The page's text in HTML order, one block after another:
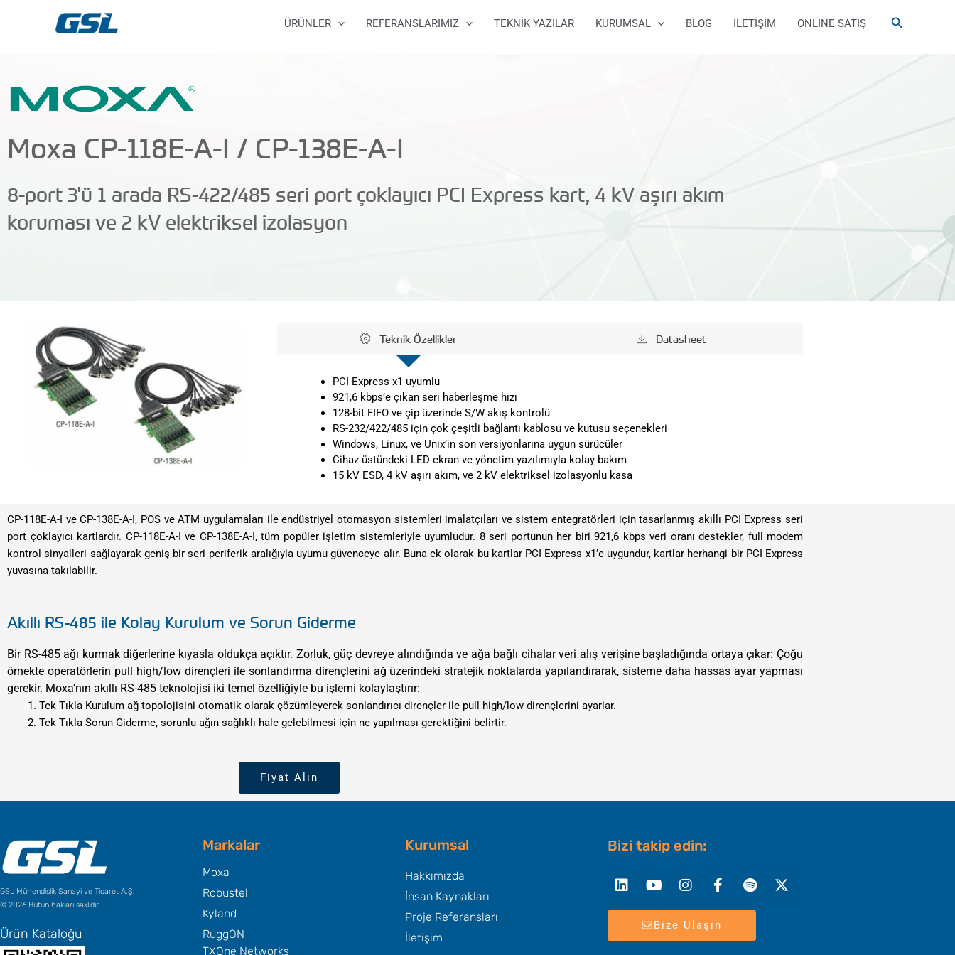
ÜRÜNLER REFERANSLARIMIZ TEKNİK YAZILAR KURUMSAL BLOG İLETİŞİM ONLINE SATIŞ Arama
Moxa CP-118E-A-I / CP-138E-A-I
8-port 3'ü 1 arada RS-422/485 seri port çoklayıcı PCI Express kart, 4 kV aşırı akım
koruması ve 2 kV elektriksel izolasyon
Teknik Özellikler Datasheet
PCI Express x1 uyumlu
921,6 kbps’e çıkan seri haberleşme hızı
128-bit FIFO ve çip üzerinde S/W akış kontrolü
RS-232/422/485 için çok çeşitli bağlantı kablosu ve kutusu seçenekleri
Windows, Linux, ve Unix’in son versiyonlarına uygun sürücüler
Cihaz üstündeki LED ekran ve yönetim yazılımıyla kolay bakım
15 kV ESD, 4 kV aşırı akım, ve 2 kV elektriksel izolasyonlu kasa
CP-118E-A-I ve CP-138E-A-I, POS ve ATM uygulamaları ile endüstriyel otomasyon sistemleri imalatçıları ve sistem entegratörleri için tasarlanmış akıllı PCI Express seri
port çoklayıcı kartlardır. CP-118E-A-I ve CP-138E-A-I, tüm popüler işletim sistemleriyle uyumludur. 8 seri portunun her biri 921,6 kbps veri oranı destekler, full modem
kontrol sinyalleri sağlayarak geniş bir seri periferik aralığıyla uyumu güvenceye alır. Buna ek olarak bu kartlar PCI Express x1’e uygundur, kartlar herhangi bir PCI Express
yuvasına takılabilir.
Akıllı RS-485 ile Kolay Kurulum ve Sorun Giderme
Bir RS-485 ağı kurmak diğerlerine kıyasla oldukça açıktır. Zorluk, güç devreye alındığında ve ağa bağlı cihalar veri alış verişine başladığında ortaya çıkar: Çoğu
örnekte operatörlerin pull high/low dirençleri ile sonlandırma dirençlerini ağ üzerindeki stratejik noktalarda yapılandırarak, sisteme daha hassas ayar yapması
gerekir. Moxa’nın akıllı RS-485 teknolojisi iki temel özelliğiyle bu işlemi kolaylaştırır:
Tek Tıkla Kurulum ağ topolojisini otomatik olarak çözümleyerek sonlandırıcı dirençler ile pull high/low dirençlerini ayarlar.
Tek Tıkla Sorun Giderme, sorunlu ağın sağlıklı hale gelebilmesi için ne yapılması gerektiğini belirtir.
Fiyat Alın
GSL Mühendislik Sanayi ve Ticaret A.Ş.
© 2026 Bütün hakları saklıdır.
Ürün Kataloğu
Markalar
Moxa
Robustel
Kyland
RuggON
TXOne Networks
Kurumsal
Hakkımızda
İnsan Kaynakları
Proje Referansları
İletişim
Bizi takip edin:
f
twitter
Bize Ulaşın